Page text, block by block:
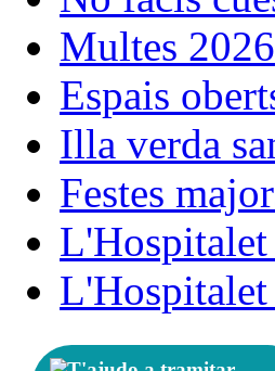
Multes 2026
Espais
Illa verda
Festes
L'Hospitalet
L'Hospitalet